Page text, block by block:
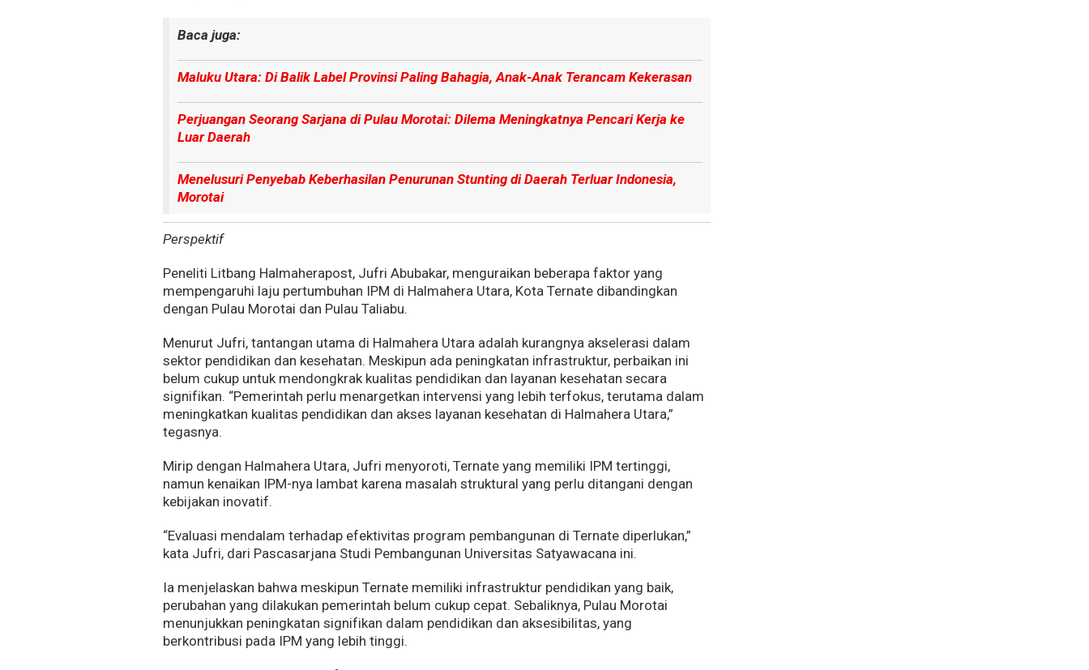
Baca juga:
Maluku Utara: Di Balik Label Provinsi Paling Bahagia, Anak-Anak Terancam Kekerasan
Perjuangan Seorang Sarjana di Pulau Morotai: Dilema Meningkatnya Pencari Kerja ke
Luar Daerah
Menelusuri Penyebab Keberhasilan Penurunan Stunting di Daerah Terluar Indonesia,
Morotai
Perspektif
Peneliti Litbang Halmaherapost, Jufri Abubakar, menguraikan beberapa faktor yang
mempengaruhi laju pertumbuhan IPM di Halmahera Utara, Kota Ternate dibandingkan
dengan Pulau Morotai dan Pulau Taliabu.
Menurut Jufri, tantangan utama di Halmahera Utara adalah kurangnya akselerasi dalam
sektor pendidikan dan kesehatan. Meskipun ada peningkatan infrastruktur, perbaikan ini
belum cukup untuk mendongkrak kualitas pendidikan dan layanan kesehatan secara
signifikan. “Pemerintah perlu menargetkan intervensi yang lebih terfokus, terutama dalam
meningkatkan kualitas pendidikan dan akses layanan kesehatan di Halmahera Utara,”
tegasnya.
Mirip dengan Halmahera Utara, Jufri menyoroti, Ternate yang memiliki IPM tertinggi,
namun kenaikan IPM-nya lambat karena masalah struktural yang perlu ditangani dengan
kebijakan inovatif.
“Evaluasi mendalam terhadap efektivitas program pembangunan di Ternate diperlukan,”
kata Jufri, dari Pascasarjana Studi Pembangunan Universitas Satyawacana ini.
Ia menjelaskan bahwa meskipun Ternate memiliki infrastruktur pendidikan yang baik,
perubahan yang dilakukan pemerintah belum cukup cepat. Sebaliknya, Pulau Morotai
menunjukkan peningkatan signifikan dalam pendidikan dan aksesibilitas, yang
berkontribusi pada IPM yang lebih tinggi.